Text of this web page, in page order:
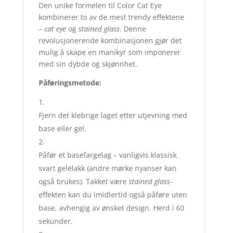
Den unike formelen til Color Cat Eye
kombinerer to av de mest trendy effektene
– cat eyeog stained glass. Denne
revolusjonerende kombinasjonen gjør det
mulig å skape en manikyr som imponerer
med sin dybde og skjønnhet.
Påføringsmetode:
Fjern det klebrige laget etter utjevning med
base eller gel.
Påfør et basefargelag – vanligvis klassisk
svart gelélakk (andre mørke nyanser kan
også brukes). Takket være stained glass-
effekten kan du imidlertid også påføre uten
base, avhengig av ønsket design. Herd i 60
sekunder.